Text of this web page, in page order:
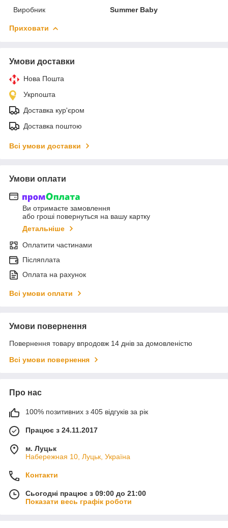
Виробник
Summer Baby
Приховати
Умови доставки
Нова Пошта
Укрпошта
Доставка кур'єром
Доставка поштою
Всі умови доставки
Умови оплати
Ви отримаєте замовлення
або гроші повернуться на вашу картку
Детальніше
Оплатити частинами
Післяплата
Оплата на рахунок
Всі умови оплати
Умови повернення
Повернення товару впродовж 14 днів за домовленістю
Всі умови повернення
Про нас
100% позитивних з 405 відгуків за рік
Працює з 24.11.2017
м. Луцьк
Набережная 10, Луцьк, Україна
Контакти
Сьогодні працює з 09:00 до 21:00
Показати весь графік роботи